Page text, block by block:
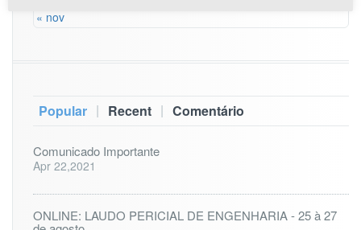
« nov
Popular | Recent | Comentário
Comunicado Importante
Apr 22,2021
ONLINE: LAUDO PERICIAL DE ENGENHARIA - 25 à 27